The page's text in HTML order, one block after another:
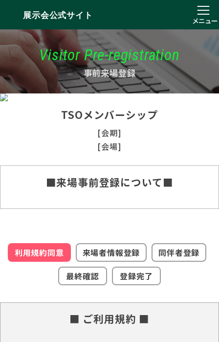
展示会公式サイト
メニュー
Visitor Pre-registration
事前来場登録
TSOメンバーシップ
[会期]
[会場]
■来場事前登録について■
利用規約同意 来場者情報登録
同伴者登録
最終確認
登録完了
■ ご利用規約 ■